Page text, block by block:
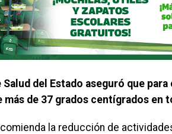
Salud del Estado aseguró que
de 37 grados centígrados en
la reducción de